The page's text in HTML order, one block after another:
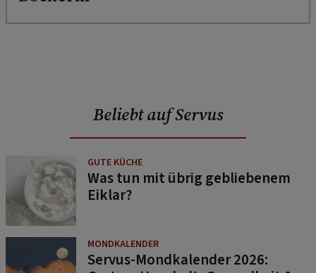
Beliebt auf Servus
GUTE KÜCHE
Was tun mit übrig gebliebenem
Eiklar?
MONDKALENDER
Servus-Mondkalender 2026: